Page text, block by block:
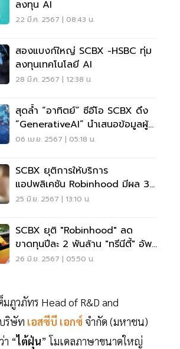
ลงทุน AI
22 มี.ค. 2567 | 08:43 น.
สองแบงก์ใหญ่ SCBX -HSBC ทุ่ม
ลงทุนเทคโนโลยี AI
28 มี.ค. 2567 | 12:38 น.
สุดล้ำ “อาทิตย์” ซีอีโอ SCBX ดึง
“GenerativeAI” นำเสนอข้อมูลผู้
ถือหุ้น
06 เม.ย. 2567 | 05:18 น.
SCBX ยุติการให้บริการ
แอปพลิเคชัน Robinhood มีผล 31
ก.ค.67
25 มิ.ย. 2567 | 13:10 น.
SCBX ยุติ "Robinhood" ลด
ขาดทุนปีละ 2 พันล้าน "ทรีนีตี้" อัพ
กำไรเพิ่ม 2-3%
26 มิ.ย. 2567 | 05:50 น.
ภูวภัทร Head of R&D and
ริษัท เอสซีบี เอกซ์ จำกัด (มหาชน)
า “ไต้ฝุ่น” โมเดลภาษาขนาดใหญ่